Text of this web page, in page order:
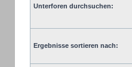
Unterforen durchsuchen:
Ergebnisse sortieren nach: